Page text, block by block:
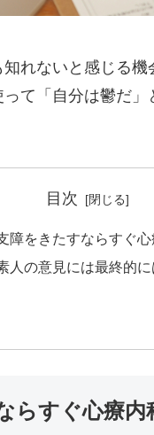
れないと感じる
て「自分は鬱だ
目次
障をきたすならすぐ心
人の意見には最終的
らすぐ心療内